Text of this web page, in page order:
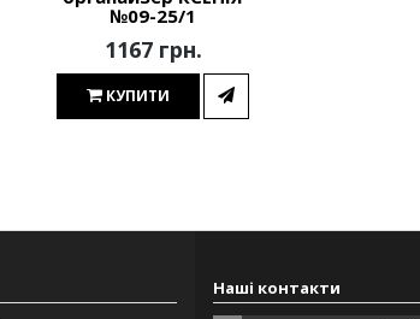
№09-25/1
1167 грн.
КУПИТИ
Наші контакти